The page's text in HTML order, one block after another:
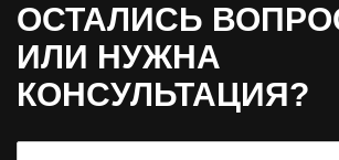
ОСТАЛИСЬ
ИЛИ НУЖНА
КОНСУЛЬТАЦИЯ?